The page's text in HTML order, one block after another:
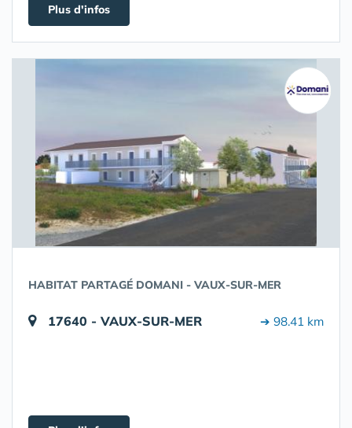
Plus d'infos
HABITAT PARTAGÉ DOMANI - VAUX-SUR-MER
17640 - VAUX-SUR-MER ➔ 98.41 km